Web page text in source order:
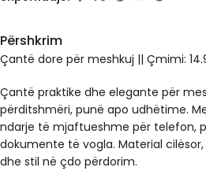
Përshkrim
Çantë dore për meshkuj || Çmimi:
Çantë praktike dhe elegante për
përditshmëri, punë apo udhëtime.
ndarje të mjaftueshme për telefon,
dokumente të vogla. Material
dhe stil në çdo përdorim.